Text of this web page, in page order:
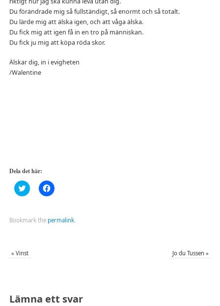
Du förändrade mig så fullständigt, så enormt och så totalt.
Du lärde mig att älska igen, och att våga älska.
Du fick mig att igen få in en tro på människan.
Du fick ju mig att köpa röda skor.
Älskar dig, in i evigheten
/Walentine
Dela det här:
Klicka
för
Twitter
(Öppnas
fönster)
Klicka
för
Facebook
(Öppnas
Bookmark the permalink.
« Vinst Jo du Tussen»
Lämna ett svar